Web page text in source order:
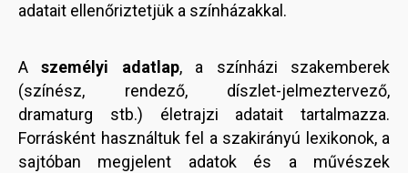
adatait ellenőriztetjük a színházakkal.
Aszemélyi adatlap, a színházi szakemberek
(színész, rendező, díszlet-jelmeztervező,
dramaturg stb.) életrajzi adatait tartalmazza.
Forrásként használtuk fel a szakirányú lexikonok, a
sajtóban megjelent adatok és a művészek